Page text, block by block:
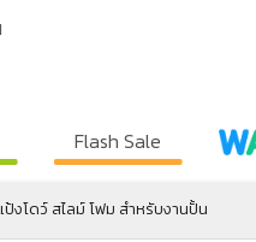
Flash Sale
ป้งโดว์ สไลม์ โฟม สำหรับงานปั้น